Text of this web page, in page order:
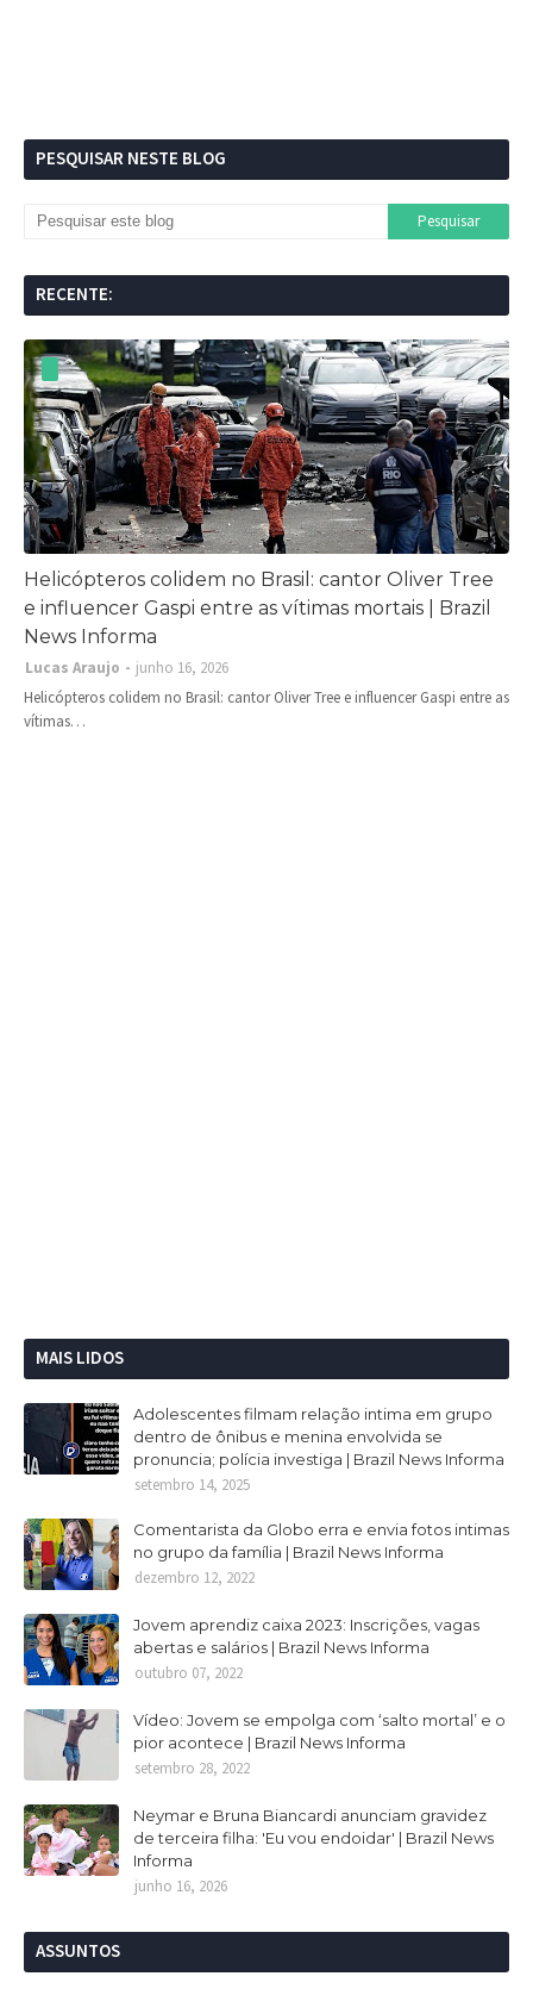
PESQUISAR NESTE BLOG
RECENTE:
Helicópteros colidem no Brasil: cantor Oliver Tree
e influencer Gaspi entre as vítimas mortais | Brazil
News Informa
Lucas Araujo
junho 16, 2026
Helicópteros colidem no Brasil: cantor Oliver Tree e influencer Gaspi entre as
vítimas…
MAIS LIDOS
Adolescentes filmam relação intima em grupo
dentro de ônibus e menina envolvida se
pronuncia; polícia investiga | Brazil News Informa
setembro 14, 2025
Comentarista da Globo erra e envia fotos intimas
no grupo da família | Brazil News Informa
dezembro 12, 2022
Jovem aprendiz caixa 2023: Inscrições, vagas
abertas e salários | Brazil News Informa
outubro 07, 2022
Vídeo: Jovem se empolga com ‘salto mortal’ e o
pior acontece | Brazil News Informa
setembro 28, 2022
Neymar e Bruna Biancardi anunciam gravidez
de terceira filha: 'Eu vou endoidar' | Brazil News
Informa
junho 16, 2026
ASSUNTOS